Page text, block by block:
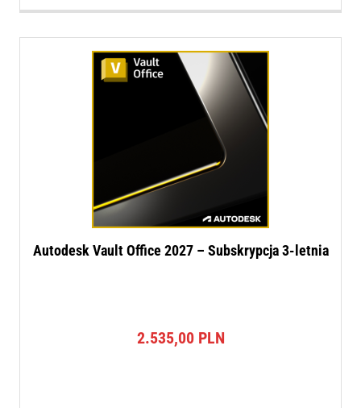
Autodesk Vault Office 2027 – Subskrypcja 3-letnia
2.535,00 PLN